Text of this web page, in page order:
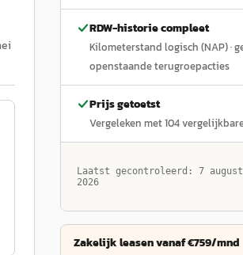
RDW-historie compleet
Kilometerstand logisch (NAP)·
openstaande terugroepacties
Prijs getoetst
Vergeleken met104
Laatst gecontroleerd: 7
2026
Zakelijk leasen vanaf €759/mnd